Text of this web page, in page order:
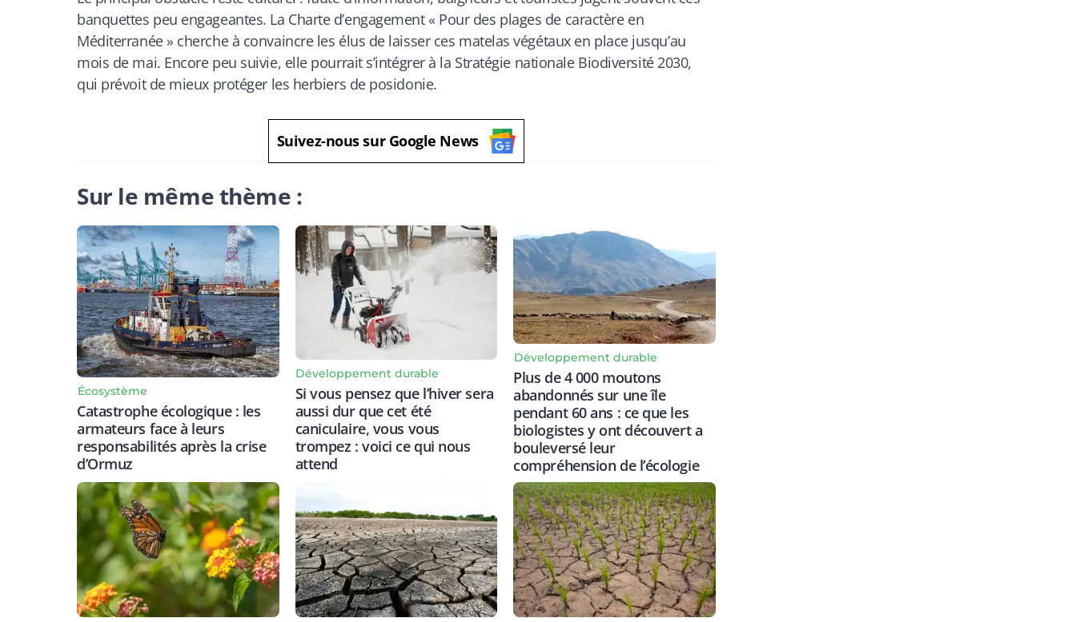
banquettes peu engageantes. La Charte d’engagement « Pour des plages de caractère en
Méditerranée » cherche à convaincre les élus de laisser ces matelas végétaux en place jusqu’au
mois de mai. Encore peu suivie, elle pourrait s’intégrer à la Stratégie nationale Biodiversité 2030,
qui prévoit de mieux protéger les herbiers de posidonie.
Suivez-nous sur Google News
Sur le même thème :
Écosystème
Catastrophe écologique : les
armateurs face à leurs
responsabilités après la crise
d’Ormuz
Développement durable
Si vous pensez que l’hiver sera
aussi dur que cet été
caniculaire, vous vous
trompez : voici ce qui nous
attend
Développement durable
Plus de 4 000 moutons
abandonnés sur une île
pendant 60 ans : ce que les
biologistes y ont découvert a
bouleversé leur
compréhension de l’écologie